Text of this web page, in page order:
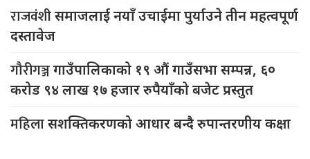
राजवंशीसमाजलाई नयाँ उचाईमा पुर्याउने तीन महत्वपूर्ण
दस्तावेज
गौरीगञ्जगाउँपालिकाको १९ औं गाउँसभा सम्पन्न, ६०
करोड ९४ लाख १७ हजार रुपैयाँको बजेट प्रस्तुत
महिलासशक्तिकरणको आधार बन्दै रुपान्तरणीय कक्षा